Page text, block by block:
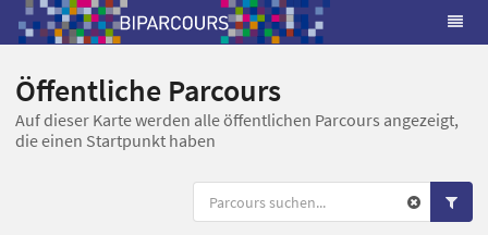
Öffentliche Parcours
Auf dieser Karte werden alle öffentlichen Parcours angezeigt,
die einen Startpunkt haben